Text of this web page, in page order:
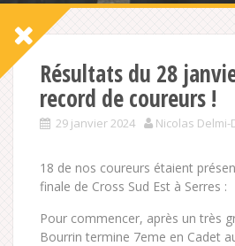
Résultats du 28
record de coureurs !
29 janvier 2024 Nicolas
18 de nos coureurs étaient
finale de Cross Sud Est à Serres :
Pour commencer, après un très
Bourrin termine 7eme en Cadet